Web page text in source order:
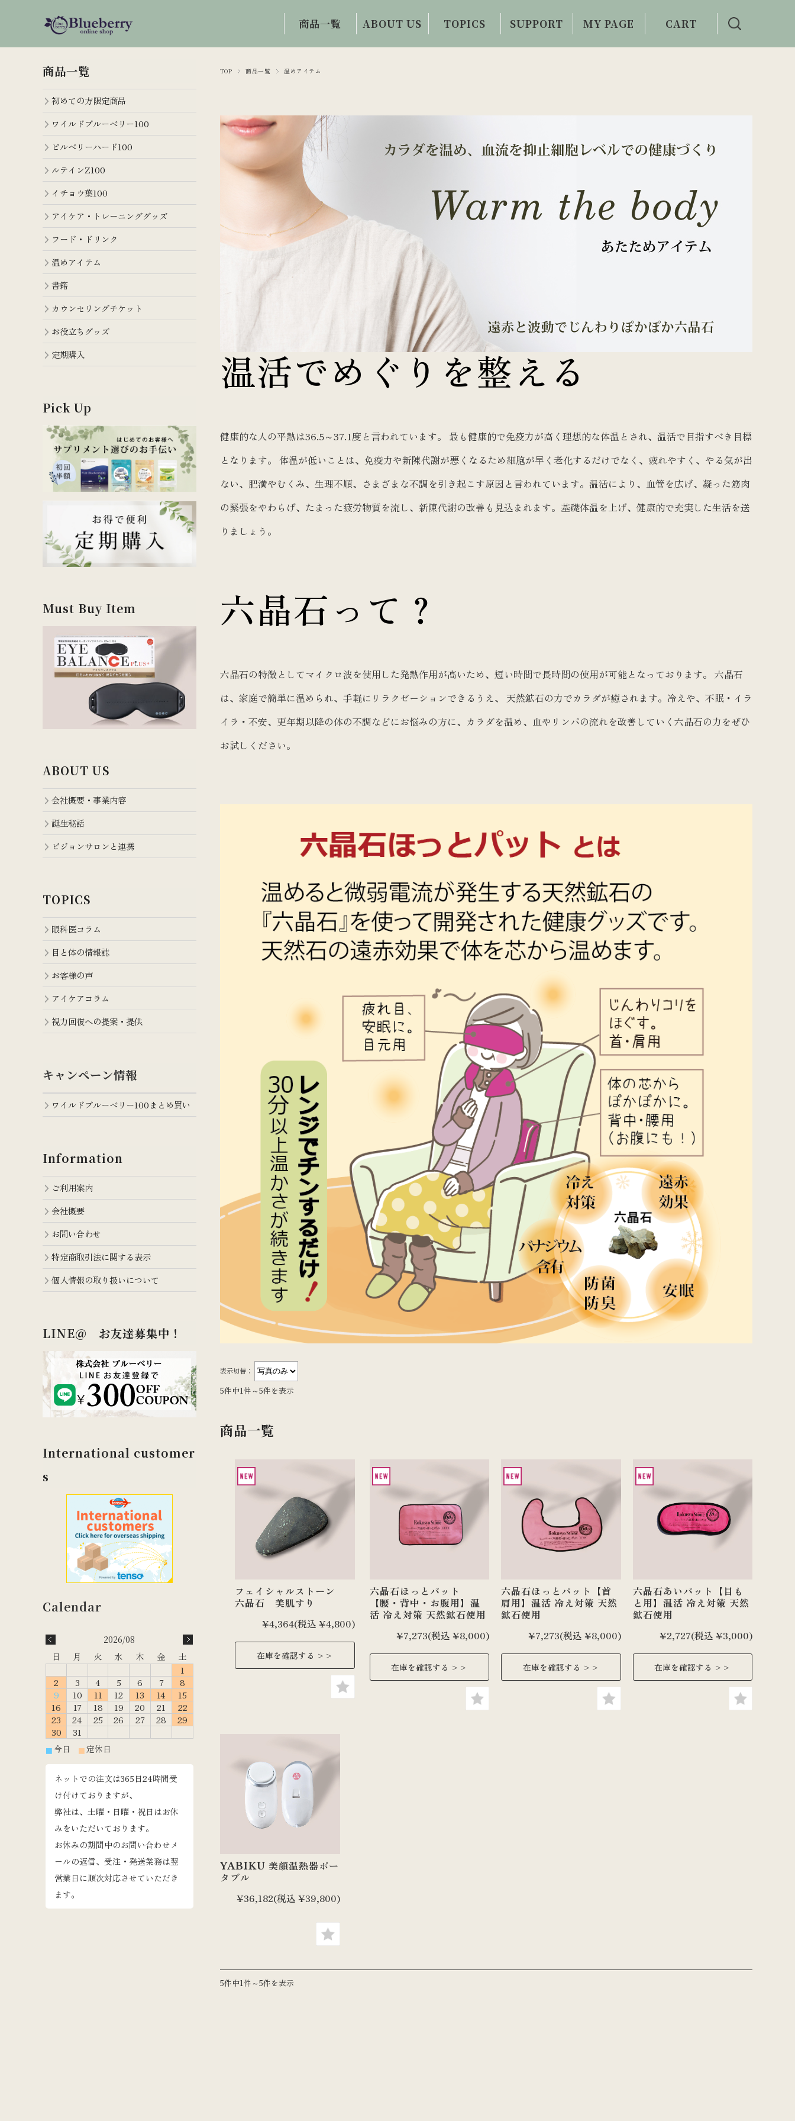
商品一覧
商品
ビルベリーハー
ド100
ルテインZ100
イチョウ葉100
アイケア・トレ
ーニンググッズ
チケット
ABOUT US TOPICS
視力回復への提
SUPPORT MY PAGE CART
TOP 商品一覧 温めアイテム
温活でめぐりを整える
健康的な人の平熱は36.5～37.1度と言われています。 最も健康的で免疫力が高く理想的な体温とされ、温活で目指すべき目標
となります。 体温が低いことは、免疫力や新陳代謝が悪くなるため細胞が早く老化するだけでなく、疲れやすく、やる気が出
ない、肥満やむくみ、生理不順、さまざまな不調を引き起こす原因と言われています。温活により、血管を広げ、凝った筋肉
の緊張をやわらげ、たまった疲労物質を流し、新陳代謝の改善も見込まれます。基礎体温を上げ、健康的で充実した生活を送
りましょう。
六晶石って？
六晶石の特徴としてマイクロ波を使用した発熱作用が高いため、短い時間で長時間の使用が可能となっております。 六晶石
は、家庭で簡単に温められ、手軽にリラクゼーションできるうえ、 天然鉱石の力でカラダが癒されます。冷えや、不眠・イラ
イラ・不安、更年期以降の体の不調などにお悩みの方に、カラダを温め、血やリンパの流れを改善していく六晶石の力をぜひ
お試しください。
表示切替：
5件中1件～5件を表示
商品一覧
フェイシャルストーン
六晶石 美肌すり
¥4,364(税込 ¥4,800)
在庫を確認する
六晶石ほっとパット
【腰・背中・お腹用】温
活 冷え対策 天然鉱石使用
¥7,273(税込 ¥8,000)
在庫を確認する
六晶石ほっとパット【首
肩用】温活 冷え対策 天然
鉱石使用
¥7,273(税込 ¥8,000)
在庫を確認する
六晶石あいパット【目も
と用】温活 冷え対策 天然
鉱石使用
¥2,727(税込 ¥3,000)
在庫を確認する
YABIKU 美顔温熱器ポー
タブル
¥36,182(税込 ¥39,800)
5件中1件～5件を表示
商品一覧
初めての方限定商品
ワイルドブルーベリー100
ビルベリーハード100
ルテインZ100
イチョウ葉100
アイケア・トレーニンググッズ
フード・ドリンク
温めアイテム
書籍
カウンセリングチケット
お役立ちグッズ
定期購入
Pick Up
Must Buy Item
ABOUT US
会社概要・事業内容
誕生秘話
ビジョンサロンと連携
TOPICS
眼科医コラム
目と体の情報誌
お客様の声
アイケアコラム
視力回復への提案・提供
キャンペーン情報
ワイルドブルーベリー100まとめ買い
Information
ご利用案内
会社概要
お問い合わせ
特定商取引法に関する表示
個人情報の取り扱いについて
LINE＠ お友達募集中！
International customer
s
2026/08
日 月 火 水 木 金
土
1
2
3 4 5 6 7
8
9
10 11 12 13 14
15
16
17 18 19 20 21
22
23
24 25 26 27 28
29
30
31
■今日 ■定休日
ネットでの注文は365日24時間受
け付けておりますが、
弊社は、土曜・日曜・祝日はお休
みをいただいております。
お休みの期間中のお問い合わせメ
ールの返信、受注・発送業務は翌
営業日に順次対応させていただき
ます。